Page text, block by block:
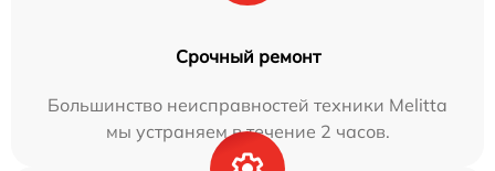
Срочный ремонт
Большинство неисправностей техники Melitta
мы устраняем в течение 2 часов.